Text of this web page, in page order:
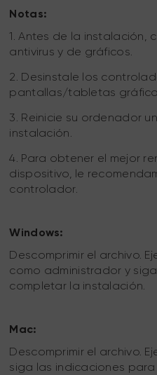
Notas:
1. Antes de la instalación,
antivirus y de gráficos.
2. Desinstale los
pantallas/tabletas
3. Reinicie su ordenador
instalación.
4. Para obtener el mejor
dispositivo, le
controlador.
Windows:
Descomprimir el archivo.
como administrador y
completar la instalación.
Mac:
Descomprimir el archivo.
siga las indicaciones